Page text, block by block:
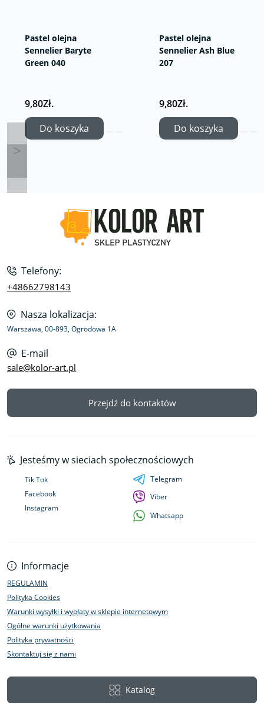
Pastel olejna
Sennelier Baryte
Green 040
9,80Zł.
Do koszyka
Pastel olejna
Sennelier Ash Blue
207
9,80Zł.
Do koszyka
Telefony:
+48662798143
Nasza lokalizacja:
Warszawa, 00-893, Ogrodowa 1A
E-mail
sale@kolor-art.pl
Przejdź do kontaktów
Informacje
REGULAMIN
Polityka Cookies
Warunki wysyłki i wypłaty w sklepie internetowym
Ogólne warunki użytkowania
Polityka prywatności
Skontaktuj się z nami
Katalog
Jesteśmy w sieciach społecznościowych
Tik Tok
Facebook
Instagram
Telegram
Viber
Whatsapp